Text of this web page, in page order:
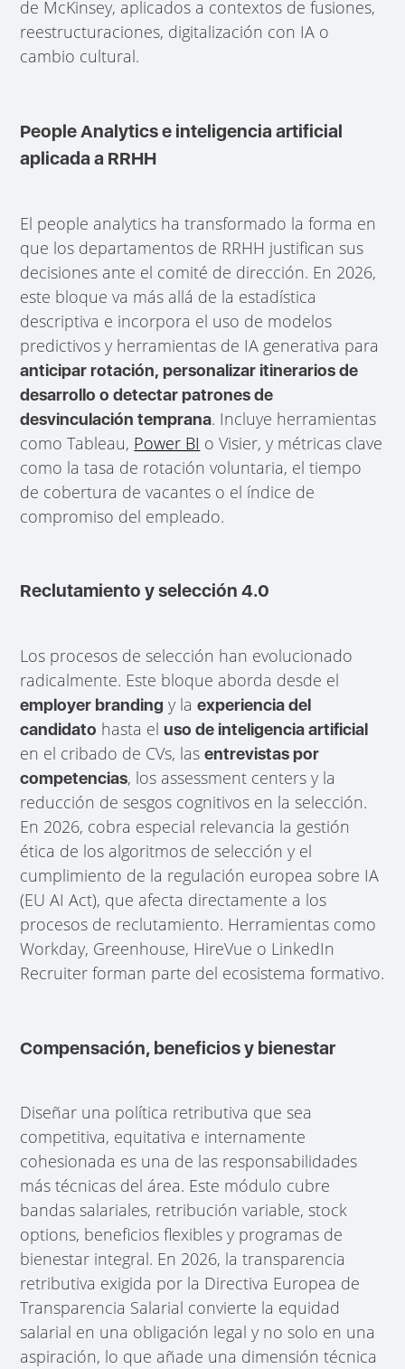
de McKinsey, aplicados a contextos de fusiones,
reestructuraciones, digitalización con IA o
cambio cultural.
People Analytics e inteligencia artificial
aplicada a RRHH
El people analytics ha transformado la forma en
que los departamentos de RRHH justifican sus
decisiones ante el comité de dirección. En 2026,
este bloque va más allá de la estadística
descriptiva e incorpora el uso de modelos
predictivos y herramientas de IA generativa para
anticipar rotación, personalizar itinerarios de
desarrollo o detectar patrones de
desvinculación temprana. Incluye herramientas
como Tableau, Power BI o Visier, y métricas clave
como la tasa de rotación voluntaria, el tiempo
de cobertura de vacantes o el índice de
compromiso del empleado.
Reclutamiento y selección 4.0
Los procesos de selección han evolucionado
radicalmente. Este bloque aborda desde el
employer branding y laexperiencia del
candidato hasta eluso de inteligencia artificial
en el cribado de CVs, lasentrevistas por
competencias, los assessment centers y la
reducción de sesgos cognitivos en la selección.
En 2026, cobra especial relevancia la gestión
ética de los algoritmos de selección y el
cumplimiento de la regulación europea sobre IA
(EU AI Act), que afecta directamente a los
procesos de reclutamiento. Herramientas como
Workday, Greenhouse, HireVue o LinkedIn
Recruiter forman parte del ecosistema formativo.
Compensación, beneficios y bienestar
Diseñar una política retributiva que sea
competitiva, equitativa e internamente
cohesionada es una de las responsabilidades
más técnicas del área. Este módulo cubre
bandas salariales, retribución variable, stock
options, beneficios flexibles y programas de
bienestar integral. En 2026, la transparencia
retributiva exigida por la Directiva Europea de
Transparencia Salarial convierte la equidad
salarial en una obligación legal y no solo en una
aspiración, lo que añade una dimensión técnica